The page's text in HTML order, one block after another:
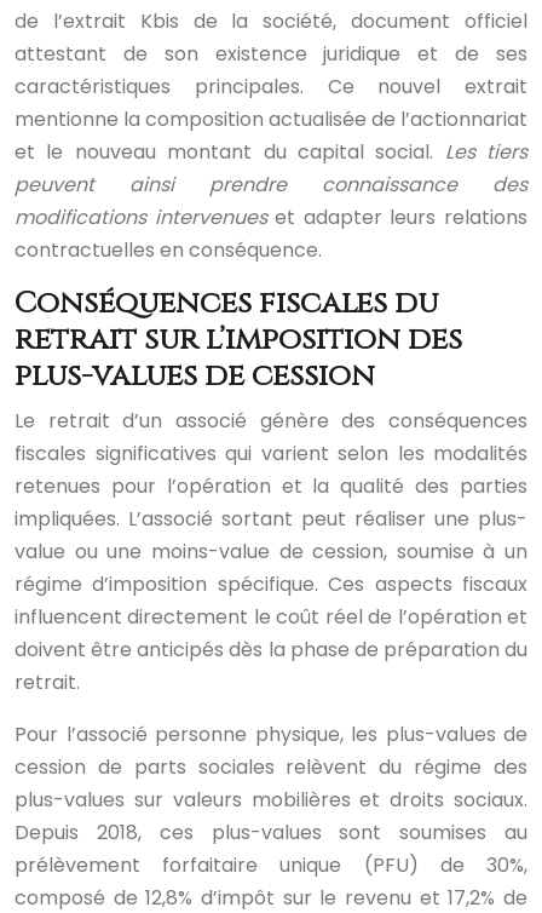
de l’extrait Kbis de la société, document officiel
attestant de son existence juridique et de ses
caractéristiques principales. Ce nouvel extrait
mentionne la composition actualisée de l’actionnariat
et le nouveau montant du capital social. Les tiers
peuvent ainsi prendre connaissance des
modifications intervenueset adapter leurs relations
contractuelles en conséquence.
Conséquences fiscales du
retrait sur l’imposition des
plus-values de cession
Le retrait d’un associé génère des conséquences
fiscales significatives qui varient selon les modalités
retenues pour l’opération et la qualité des parties
impliquées. L’associé sortant peut réaliser une plus-
value ou une moins-value de cession, soumise à un
régime d’imposition spécifique. Ces aspects fiscaux
influencent directement le coût réel de l’opération et
doivent être anticipés dès la phase de préparation du
retrait.
Pour l’associé personne physique, les plus-values de
cession de parts sociales relèvent du régime des
plus-values sur valeurs mobilières et droits sociaux.
Depuis 2018, ces plus-values sont soumises au
prélèvement forfaitaire unique (PFU) de 30%,
composé de 12,8% d’impôt sur le revenu et 17,2% de